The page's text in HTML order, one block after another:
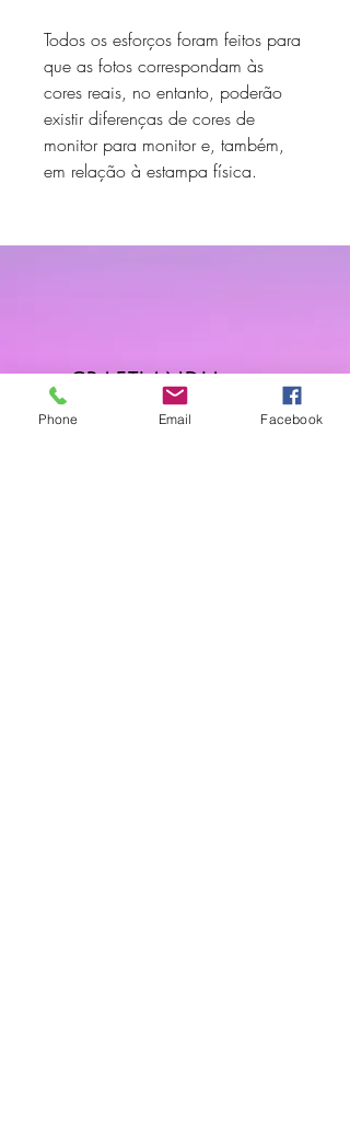
Todos os esforços foram feitos para
que as fotos correspondam às
cores reais, no entanto, poderão
existir diferenças de cores de
monitor para monitor e, também,
em relação à estampa física.
CRAFTLANDIApt
Sobre
Phone Email Facebook